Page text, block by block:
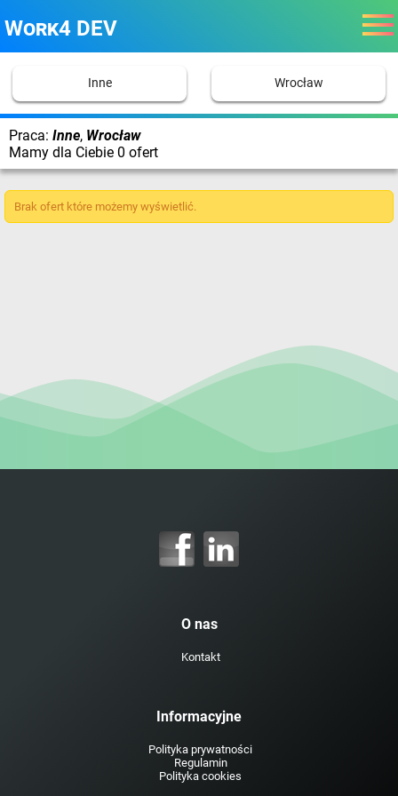
Work4 DEV
Inne Wrocław
Praca: Inne, Wrocław
Mamy dla Ciebie 0 ofert
Brak ofert które możemy wyświetlić.
O nas
Kontakt
Informacyjne
Polityka prywatności
Regulamin
Polityka cookies